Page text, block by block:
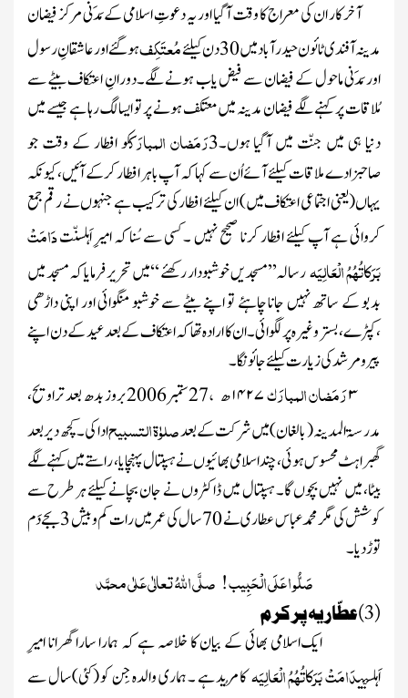
آخر کاران کی معراج کا وقت آگیا اور یہ دعوتِ اسلامی کے مَدَنی مرکزفیضان
مدینہآفندی ٹائون حیدرآباد میں30دن کیلئےمُعتَکِفہوگئے اور عاشقانِ رسول
اور مَدَنی ماحول کے فیضان سے فیض یاب ہونے لگے۔دورانِ اعتکاف بیٹے سے
مُلاقات پر کہنے لگے فیضان مدینہ میں معتکف ہونے پر تو ایسا لگ رہا ہےجیسے میں
دنیا ہی میں جنّت میں آگیا ہوں۔3رَمَضان المبارَککو افطار کے وقت جو
صاحبزادے ملاقات کیلئے آئے اُن سے کہا کہ آپ باہر افطار کرکے آئیں،کیونکہ
یہاں(یعنی اجتماعی اعتکاف میں)ان کیلئے افطار کی ترکیب ہے جنہوں نے رقم جمع
کروائی ہے آپ کیلئے افطار کرنا صحیح نہیں ۔ کسی سے سُنا کہامیرِ اَہلسنّتدَامَتْ
بَرَکاتُہُمُ الْعَالِیَہرسالہ’’مسجدیں خوشبودار رکھئے‘‘میں تحریر فرمایا کہ مسجد میں
بدبو کے ساتھ نہیں جانا چاہئے تو اپنے بیٹے سے خوشبو منگوائی اور اپنی داڑھی
،کپڑے ،بستر وغیرہ پر لگوائی۔ان کا ارادہ تھا کہ اعتکاف کے بعدعید کے دن اپنے
پیرو مرشد کی زیارت کیلئے جائونگا۔
۳رَمَضان المبارَک۱۴۲۷ھ ،27ستمبر2006برو
ز بدھ بعد تراویح،
مدرسۃ المدینہ( بالغان) میں شرکت کے بعدصلوٰۃ التسبیحادا کی۔ کچھ دیر بعد
گھبراہٹ محسوس ہوئی ، چند اسلامی بھائیوں نے ہسپتال پہنچایا ، راستے میں کہنے لگے
بیٹا، میں نہیں بچوں گا۔ ہسپتال میں ڈاکٹروں نے جان بچانے کیلئے ہر طرح سے
کوشش کی مگرمحمد عباس عطارینے70 سال کی عمر میں رات کم و بیش3بجے دَم
توڑ دیا۔
صَلُّو ا عَلَی الْحَبِیب ! صلَّی اللّٰہُ تعالٰی عَلٰی محمَّد
(3)عطّاریہ پر کرم
ایکاسلامی بھائی کے بیان کا خلاصہ ہے کہ ہمارا سارا گھراناامیرِ
اَہلسنّتدَامَتْ بَرَکاتُہُمُ الْعَالِیَہکا مُرید ہے ۔ ہماری والدہ جِن کو (کئی)سال سے